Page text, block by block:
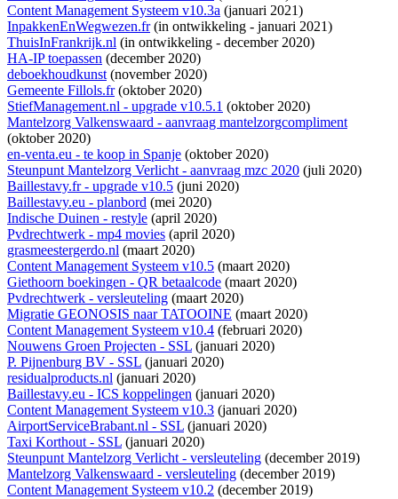
Content Management Systeem v10.3a (januari 2021)
InpakkenEnWegwezen.fr(in ontwikkeling - januari 2021)
ThuisInFrankrijk.nl (in ontwikkeling - december 2020)
HA-IP toepassen (december 2020)
deboekhoudkunst(november 2020)
Gemeente Fillols.fr(oktober 2020)
StiefManagement.nl - upgrade v10.5.1 (oktober 2020)
Mantelzorg Valkenswaard - aanvraag mantelzorgcompliment
(oktober 2020)
en-venta.eu - te koop in Spanje (oktober 2020)
Steunpunt Mantelzorg Verlicht - aanvraag mzc 2020 (juli 2020)
Baillestavy.fr - upgrade v10.5 (juni 2020)
Baillestavy.eu - planbord (mei 2020)
Indische Duinen - restyle (april 2020)
Pvdrechtwerk - mp4 movies (april 2020)
grasmeestergerdo.nl (maart 2020)
Content Management Systeem v10.5 (maart 2020)
Giethoorn boekingen - QR betaalcode (maart 2020)
Pvdrechtwerk - versleuteling (maart 2020)
Migratie GEONOSIS naar TATOOINE (maart 2020)
Content Management Systeem v10.4 (februari 2020)
Nouwens Groen Projecten - SSL (januari 2020)
P. Pijnenburg BV - SSL (januari 2020)
residualproducts.nl (januari 2020)
Baillestavy.eu - ICS koppelingen (januari 2020)
Content Management Systeem v10.3 (januari 2020)
AirportServiceBrabant.nl - SSL (januari 2020)
Taxi Korthout - SSL (januari 2020)
Steunpunt Mantelzorg Verlicht - versleuteling (december 2019)
Mantelzorg Valkenswaard - versleuteling (december 2019)
Content Management Systeem v10.2 (december 2019)